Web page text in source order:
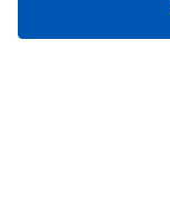
Værd at besøge